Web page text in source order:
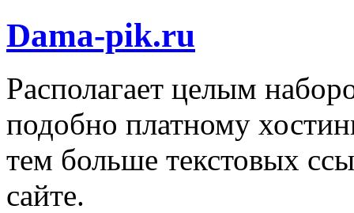
Dama-pik.ru
Располагает целым
подобно платному
тем больше текстовых
сайте.